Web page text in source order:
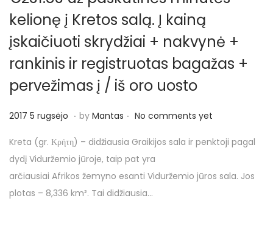
kelionę į Kretos salą. Į kainą
įskaičiuoti skrydžiai + nakvynė +
rankinis ir registruotas bagažas +
pervežimas į / iš oro uosto
P
s
t
e
d
2017 5 rugsėjo 2
1
7
5
r
. by Mantas . No comments yet
Kreta (gr. Κρήτη) – didžiausia Graikijos sala ir penktoji pagal
dydį Viduržemio jūroje, taip pat yra
arčiausiai Afrikos žemyno esanti Viduržemio jūros sala. Jos
plotas – 8,336 km². Tai didžiausia…